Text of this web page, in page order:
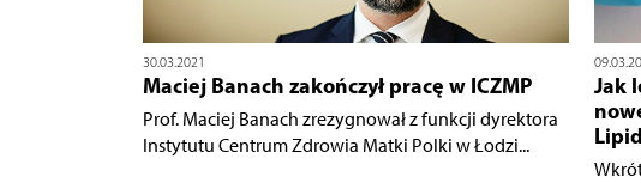
30.03.2021
Maciej Banach zakończył pracę w ICZMP
Prof. Maciej Banach zrezygnował z funkcji dyrektora
Instytutu Centrum Zdrowia Matki Polki w Łodzi...
Jak